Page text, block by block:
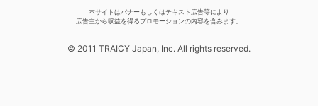
本サイトはバナーもしくはテキスト広告等により
広告主から収益を得るプロモーションの内容を含みます。
© 2011 TRAICY Japan, Inc. All rights reserved.